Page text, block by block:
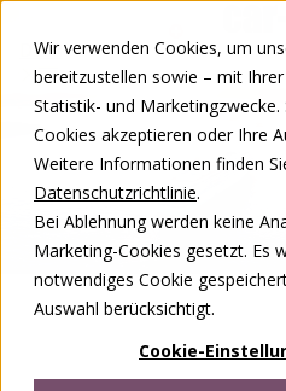
Wir verwenden Cookies, um
bereitzustellen sowie – mit
Statistik- und Marketingzwecke.
Cookies akzeptieren oder Ihre
Weitere Informationen finden
Datenschutzrichtlinie.
Bei Ablehnung werden keine
Marketing-Cookies gesetzt. Es
notwendiges Cookie
Auswahl berücksichtigt.
Cookie-
DEFR
Open menu